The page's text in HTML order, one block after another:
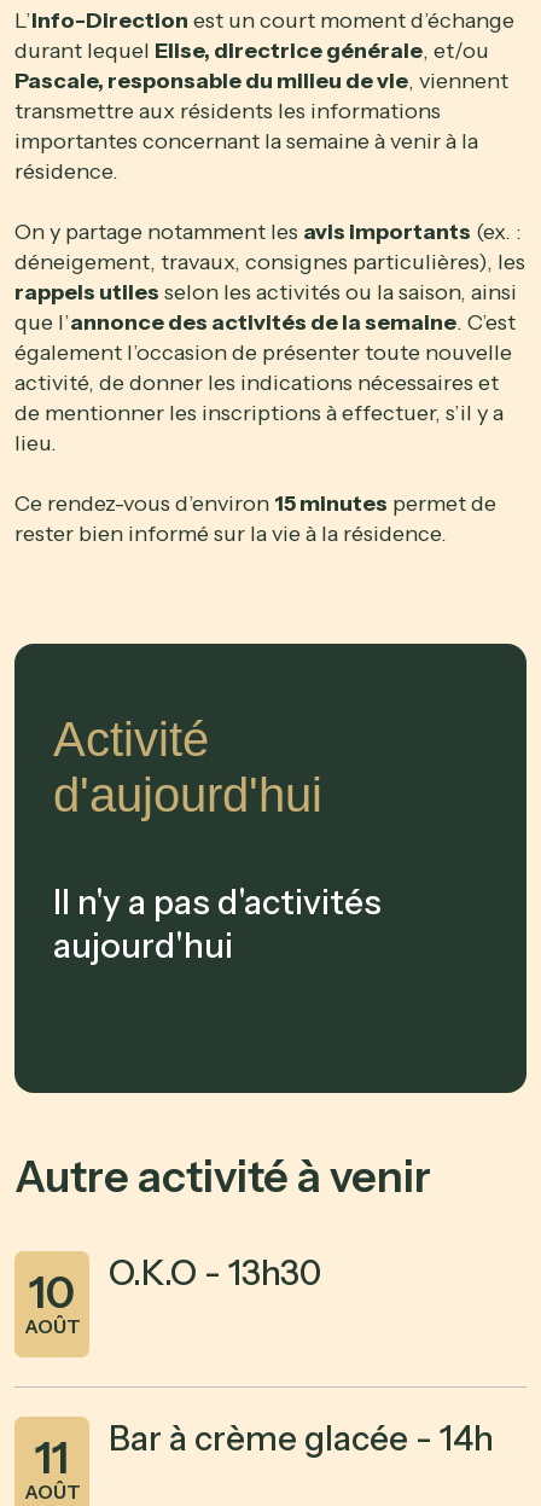
L’Info-Direction est un court moment d’échange
durant lequel Elise, directrice générale, et/ou
Pascale, responsable du milieu de vie, viennent
transmettre aux résidents les informations
importantes concernant la semaine à venir à la
résidence.
On y partage notamment les avis importants (ex. :
déneigement, travaux, consignes particulières), les
rappels utiles selon les activités ou la saison, ainsi
que l’annonce des activités de la semaine. C’est
également l’occasion de présenter toute nouvelle
activité, de donner les indications nécessaires et
de mentionner les inscriptions à effectuer, s’il y a
lieu.
Ce rendez-vous d’environ 15 minutes permet de
rester bien informé sur la vie à la résidence.
Activité
d'aujourd'hui
Il n'y a pas d'activités
aujourd'hui
Autre activité à venir
10
AOÛT
O.K.O - 13h30
11
AOÛT
Bar à crème glacée - 14h